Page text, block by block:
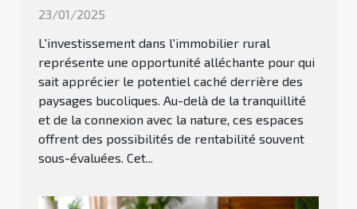
23/01/2025
L'investissement dans l'immobilier rural
représente une opportunité alléchante pour qui
sait apprécier le potentiel caché derrière des
paysages bucoliques. Au-delà de la tranquillité
et de la connexion avec la nature, ces espaces
offrent des possibilités de rentabilité souvent
sous-évaluées. Cet...